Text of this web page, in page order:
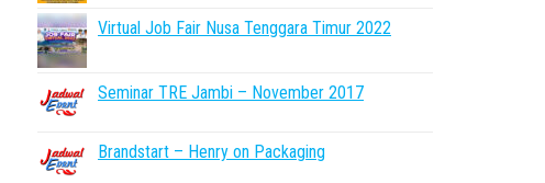
Virtual Job Fair Nusa Tenggara Timur 2022
Seminar TRE Jambi – November 2017
Brandstart – Henry on Packaging